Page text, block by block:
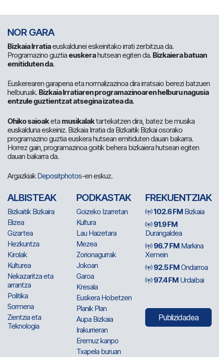
NOR GARA
Bizkaia Irratiaeuskaldunei eskeinitako irrati zerbitzua da.
Programazino guztia euskerahutsean egiten da. Bizkaiera batuan
emitiduten da.
Euskerearen garapena eta normalizazinoa dira irratsaio berezi batzuen
helburuak. Bizkaia Irratiaren programazinoaren helburu nagusia
entzule guztientzat atsegina izatea da.
Ohiko saioaketa musikalaktartekatzen dira, batez be musika
euskalduna eskeiniz. Bizkaia Irratia da Bizkaitik Bizkai osorako
programazino guztia euskera hutsean emitiduten dauan bakarra.
Horrez gain, programazinoa goitik behera bizkaiera hutsean egiten
dauan bakarra da.
ArgazkiakDepositphotos-en eskuz.
ALBISTEAK
Bizkaitik Bizkaira
Elizea
Gizartea
Hezkuntza
Kirolak
Kulturea
Nekazaritza eta
arrantza
Politika
Sormena
Zientzia eta
Teknologia
PODKASTAK
Goizeko Izarretan
Kultura
Lau Haizetara
Mezea
Zorionagurrak
Jokoan
Garoa
Kresala
Euskera Hobetzen
Planik Plan
Aupa Bizkaia
Irakurrieran
Eremuz kanpo
Txapela buruan
FREKUENTZIAK
102.6 FM Bizkaia
91.9 FM
Durangaldea
96.7 FM Markina
Xemein
92.5 FMOndarroa
97.4 FM Urdaibai
Publizidadea